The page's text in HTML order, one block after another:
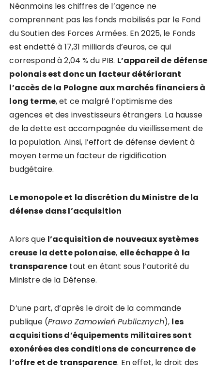
Néanmoins les chiffres de l’agence ne
comprennent pas les fonds mobilisés par le Fond
du Soutien des Forces Armées. En 2025, le Fonds
est endetté à 17,31 milliards d’euros, ce qui
correspond à 2,04 % du PIB. L’appareil de défense
polonais est donc un facteur détériorant
l’accès de la Pologne aux marchés financiers à
long terme, et ce malgré l’optimisme des
agences et des investisseurs étrangers. La hausse
de la dette est accompagnée du vieillissement de
la population. Ainsi, l’effort de défense devient à
moyen terme un facteur de rigidification
budgétaire.
Le monopole et la discrétion du Ministre de la
défense dans l’acquisition
Alors que l’acquisition de nouveaux systèmes
creuse la dette polonaise, elle échappe à la
transparence tout en étant sous l’autorité du
Ministre de la Défense.
D’une part, d’après le droit de la commande
publique (Prawo Zamowień Publicznych), les
acquisitions d’équipements militaires sont
exonérées des conditions de concurrence de
l’offre et de transparence. En effet, le droit des